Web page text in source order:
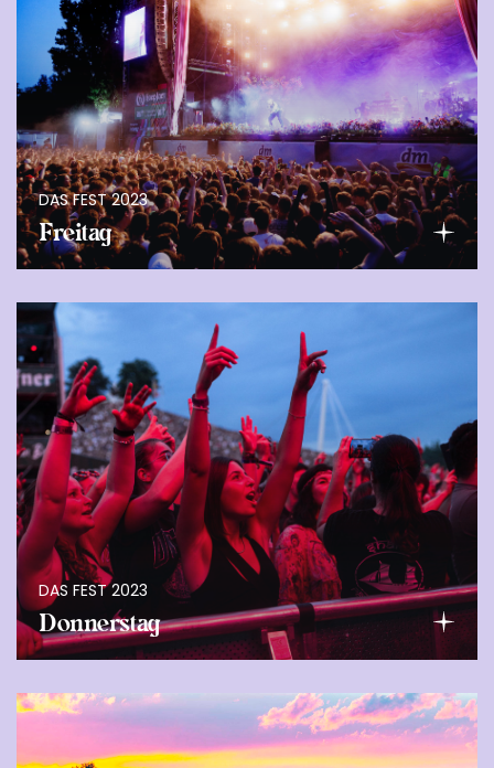
DAS FEST 2023
Freitag
DAS FEST 2023
Donnerstag